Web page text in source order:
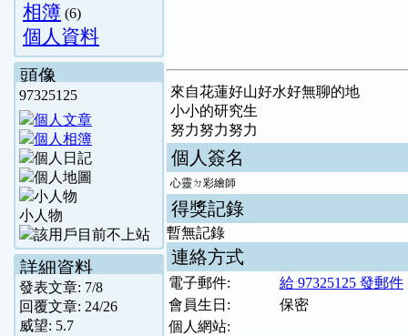
相簿 (6)
個人資料
頭像
97325125
小人物
詳細資料
發表文章: 7/8
回覆文章: 24/26
威望: 5.7
來自花蓮好山好水好無聊的地
小小的研究生
努力努力努力
個人簽名
心靈ㄉ彩繪師
得獎記錄
暫無記錄
連絡方式
電子郵件:
給 97325125 發郵件
會員生日:
保密
個人網站: